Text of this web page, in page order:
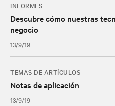
INFORMES
Descubre cómo nuestras
negocio
13/9/19
TEMAS DE ARTÍCULOS
Notas de aplicación
13/9/19